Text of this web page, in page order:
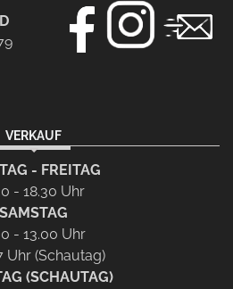
VERKAUF
- FREITAG
- 18.30 Uhr
SAMSTAG
- 13.00 Uhr
Uhr (Schautag)
(SCHAUTAG)